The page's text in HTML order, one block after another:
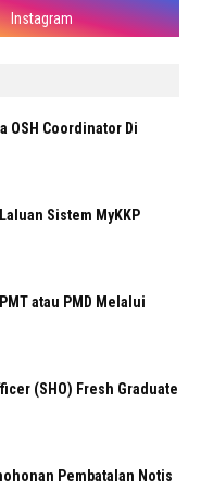
OSH Coordinator Di
Sistem MyKKP
atau PMD Melalui
(SHO) Fresh Graduate
Pembatalan Notis